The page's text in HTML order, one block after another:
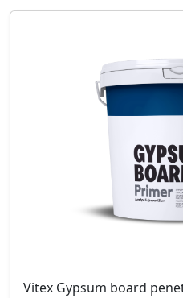
Vitex Gypsum board